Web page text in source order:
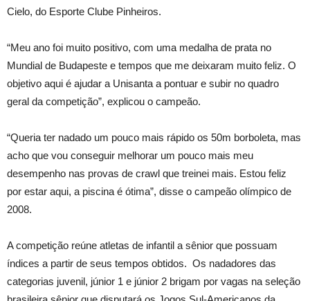
Cielo, do Esporte Clube Pinheiros.
“Meu ano foi muito positivo, com uma medalha de prata no
Mundial de Budapeste e tempos que me deixaram muito feliz. O
objetivo aqui é ajudar a Unisanta a pontuar e subir no quadro
geral da competição”, explicou o campeão.
“Queria ter nadado um pouco mais rápido os 50m borboleta, mas
acho que vou conseguir melhorar um pouco mais meu
desempenho nas provas de crawl que treinei mais. Estou feliz
por estar aqui, a piscina é ótima”, disse o campeão olímpico de
2008.
A competição reúne atletas de infantil a sênior que possuam
índices a partir de seus tempos obtidos. Os nadadores das
categorias juvenil, júnior 1 e júnior 2 brigam por vagas na seleção